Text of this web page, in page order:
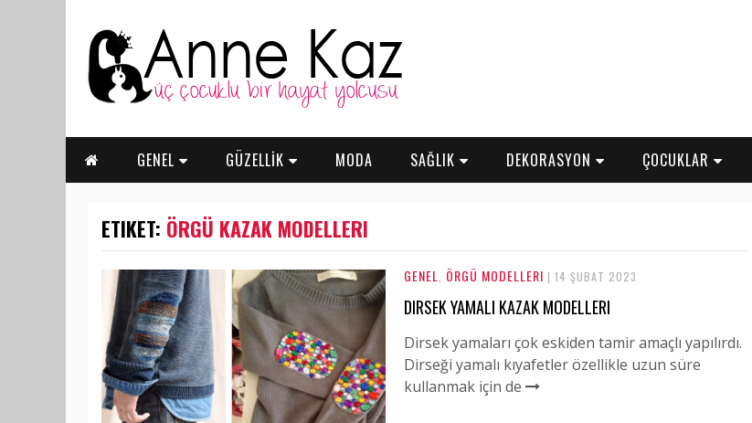
GENEL GÜZELLİK MODA SAĞLIK DEKORASYON ÇOCUKLAR
ETIKET: ÖRGÜ KAZAK MODELLERI
GENEL ÖRGÜ MODELLERI | 14 ŞUBAT 2023
DIRSEK YAMALI KAZAK MODELLERI
Dirsek yamaları çok eskiden tamir amaçlı yapılırdı.
Dirseği yamalı kıyafetler özellikle uzun süre
kullanmak için de